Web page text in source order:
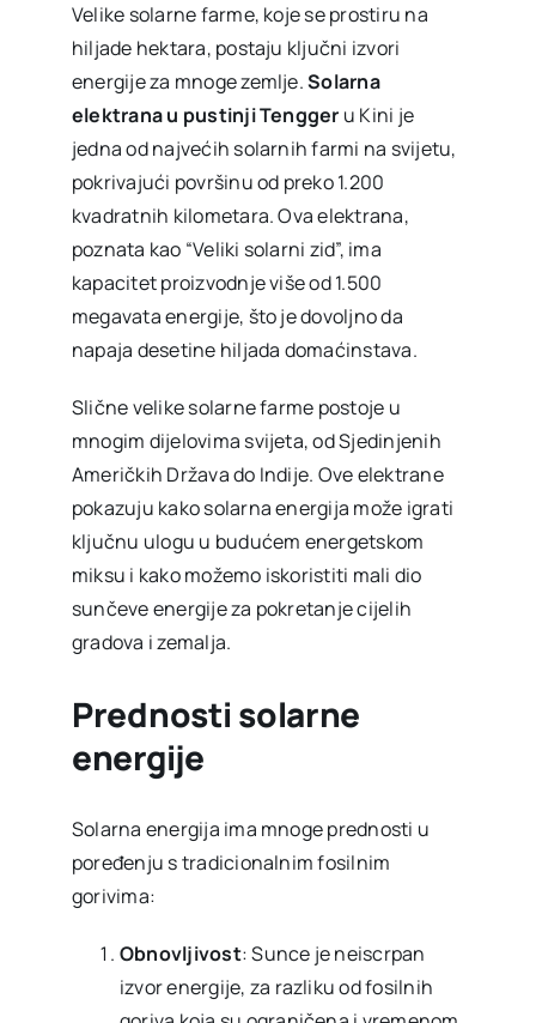
Velike solarne farme, koje se prostiru na
hiljade hektara, postaju ključni izvori
energije za mnoge zemlje.Solarna
elektrana u pustinji Tengger u Kini je
jedna od najvećih solarnih farmi na svijetu,
pokrivajući površinu od preko 1.200
kvadratnih kilometara. Ova elektrana,
poznata kao “Veliki solarni zid”, ima
kapacitet proizvodnje više od 1.500
megavata energije, što je dovoljno da
napaja desetine hiljada domaćinstava.
Slične velike solarne farme postoje u
mnogim dijelovima svijeta, od Sjedinjenih
Američkih Država do Indije. Ove elektrane
pokazuju kako solarna energija može igrati
ključnu ulogu u budućem energetskom
miksu i kako možemo iskoristiti mali dio
sunčeve energije za pokretanje cijelih
gradova i zemalja.
Prednosti solarne
energije
Solarna energija ima mnoge prednosti u
poređenju s tradicionalnim fosilnim
gorivima:
Obnovljivost: Sunce je neiscrpan
izvor energije, za razliku od fosilnih